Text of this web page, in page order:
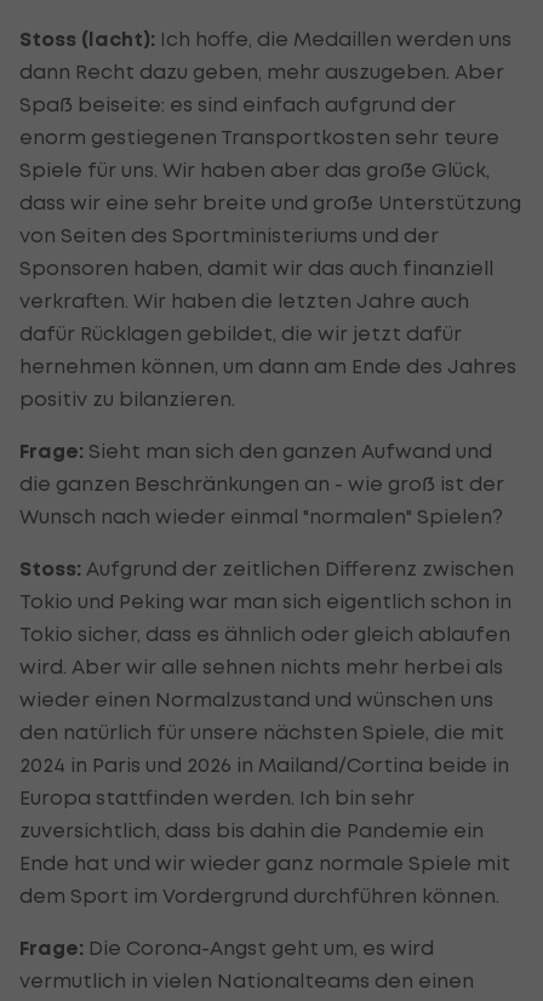
Stoss (lacht): Ich hoffe, die Medaillen werden uns
dann Recht dazu geben, mehr auszugeben. Aber
Spaß beiseite: es sind einfach aufgrund der
enorm gestiegenen Transportkosten sehr teure
Spiele für uns. Wir haben aber das große Glück,
dass wir eine sehr breite und große Unterstützung
von Seiten des Sportministeriums und der
Sponsoren haben, damit wir das auch finanziell
verkraften. Wir haben die letzten Jahre auch
dafür Rücklagen gebildet, die wir jetzt dafür
hernehmen können, um dann am Ende des Jahres
positiv zu bilanzieren.
Frage: Sieht man sich den ganzen Aufwand und
die ganzen Beschränkungen an - wie groß ist der
Wunsch nach wieder einmal "normalen" Spielen?
Stoss: Aufgrund der zeitlichen Differenz zwischen
Tokio und Peking war man sich eigentlich schon in
Tokio sicher, dass es ähnlich oder gleich ablaufen
wird. Aber wir alle sehnen nichts mehr herbei als
wieder einen Normalzustand und wünschen uns
den natürlich für unsere nächsten Spiele, die mit
2024 in Paris und 2026 in Mailand/Cortina beide in
Europa stattfinden werden. Ich bin sehr
zuversichtlich, dass bis dahin die Pandemie ein
Ende hat und wir wieder ganz normale Spiele mit
dem Sport im Vordergrund durchführen können.
Frage: Die Corona-Angst geht um, es wird
vermutlich in vielen Nationalteams den einen